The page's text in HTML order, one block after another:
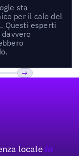
sta
per il calo del
Questi esperti
locale In